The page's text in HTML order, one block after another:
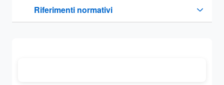
Riferimenti normativi
Sezione compressa